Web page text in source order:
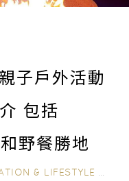
子戶外活動
包括
野餐勝地
& LIFESTYLE